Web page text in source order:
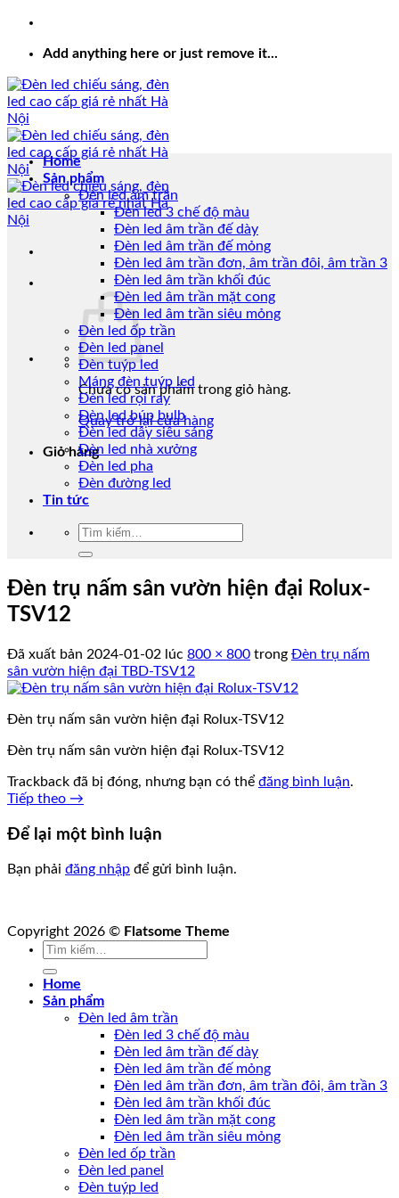
Add anything here or just remove it...
Chưa có sản phẩm trong giỏ hàng.
Quay trở lại cửa hàng
Giỏ hàng
Home
Sản phẩm
Đèn led âm trần
Đèn led 3 chế độ màu
Đèn led âm trần đế dày
Đèn led âm trần đế mỏng
Đèn led âm trần đơn, âm trần đôi, âm trần 3
Đèn led âm trần khối đúc
Đèn led âm trần mặt cong
Đèn led âm trần siêu mỏng
Đèn led ốp trần
Đèn led panel
Đèn tuýp led
Máng đèn tuýp led
Đèn led rọi ray
Đèn led búp bulb
Đèn led dây siêu sáng
Đèn led nhà xưởng
Đèn led pha
Đèn đường led
Tin tức
Tìm
Đèn trụ nấm sân vườn hiện đại Rolux-
TSV12
Đã xuất bản 2024-01-02 lúc 800 × 800 trong Đèn trụ nấm
sân vườn hiện đại TBD-TSV12
Đèn trụ nấm sân vườn hiện đại Rolux-TSV12
Đèn trụ nấm sân vườn hiện đại Rolux-TSV12
Trackback đã bị đóng, nhưng bạn có thể đăng bình luận.
Tiếp theo →
Để lại một bình luận
Bạn phải đăng nhập để gửi bình luận.
Copyright 2026 © Flatsome Theme
Tìm
Home
Sản phẩm
Đèn led âm trần
Đèn led 3 chế độ màu
Đèn led âm trần đế dày
Đèn led âm trần đế mỏng
Đèn led âm trần đơn, âm trần đôi, âm trần 3
Đèn led âm trần khối đúc
Đèn led âm trần mặt cong
Đèn led âm trần siêu mỏng
Đèn led ốp trần
Đèn led panel
Đèn tuýp led